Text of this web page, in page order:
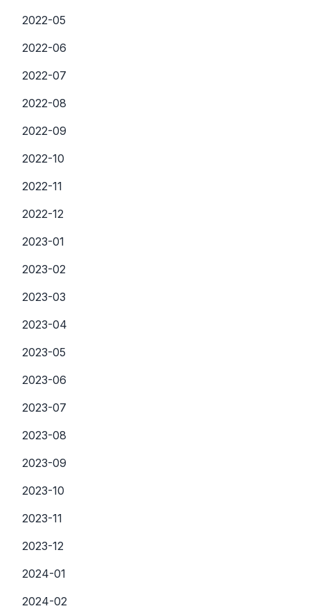
2022-05
2022-06
2022-07
2022-08
2022-09
2022-10
2022-11
2022-12
2023-01
2023-02
2023-03
2023-04
2023-05
2023-06
2023-07
2023-08
2023-09
2023-10
2023-11
2023-12
2024-01
2024-02